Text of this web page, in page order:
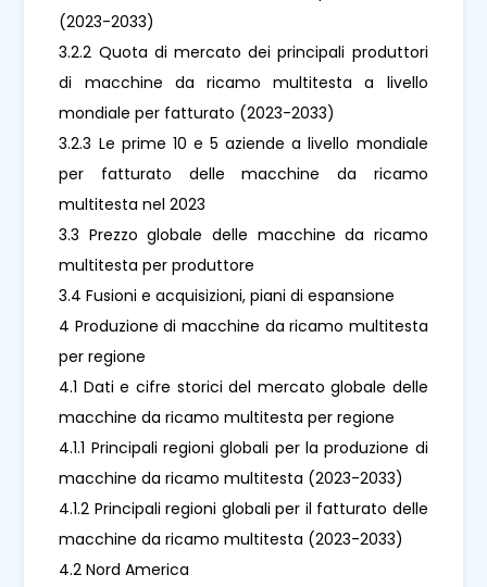
(2023-2033)
3.2.2 Quota di mercato dei principali produttori
di macchine da ricamo multitesta a livello
mondiale per fatturato (2023-2033)
3.2.3 Le prime 10 e 5 aziende a livello mondiale
per fatturato delle macchine da ricamo
multitesta nel 2023
3.3 Prezzo globale delle macchine da ricamo
multitesta per produttore
3.4 Fusioni e acquisizioni, piani di espansione
4 Produzione di macchine da ricamo multitesta
per regione
4.1 Dati e cifre storici del mercato globale delle
macchine da ricamo multitesta per regione
4.1.1 Principali regioni globali per la produzione di
macchine da ricamo multitesta (2023-2033)
4.1.2 Principali regioni globali per il fatturato delle
macchine da ricamo multitesta (2023-2033)
4.2 Nord America